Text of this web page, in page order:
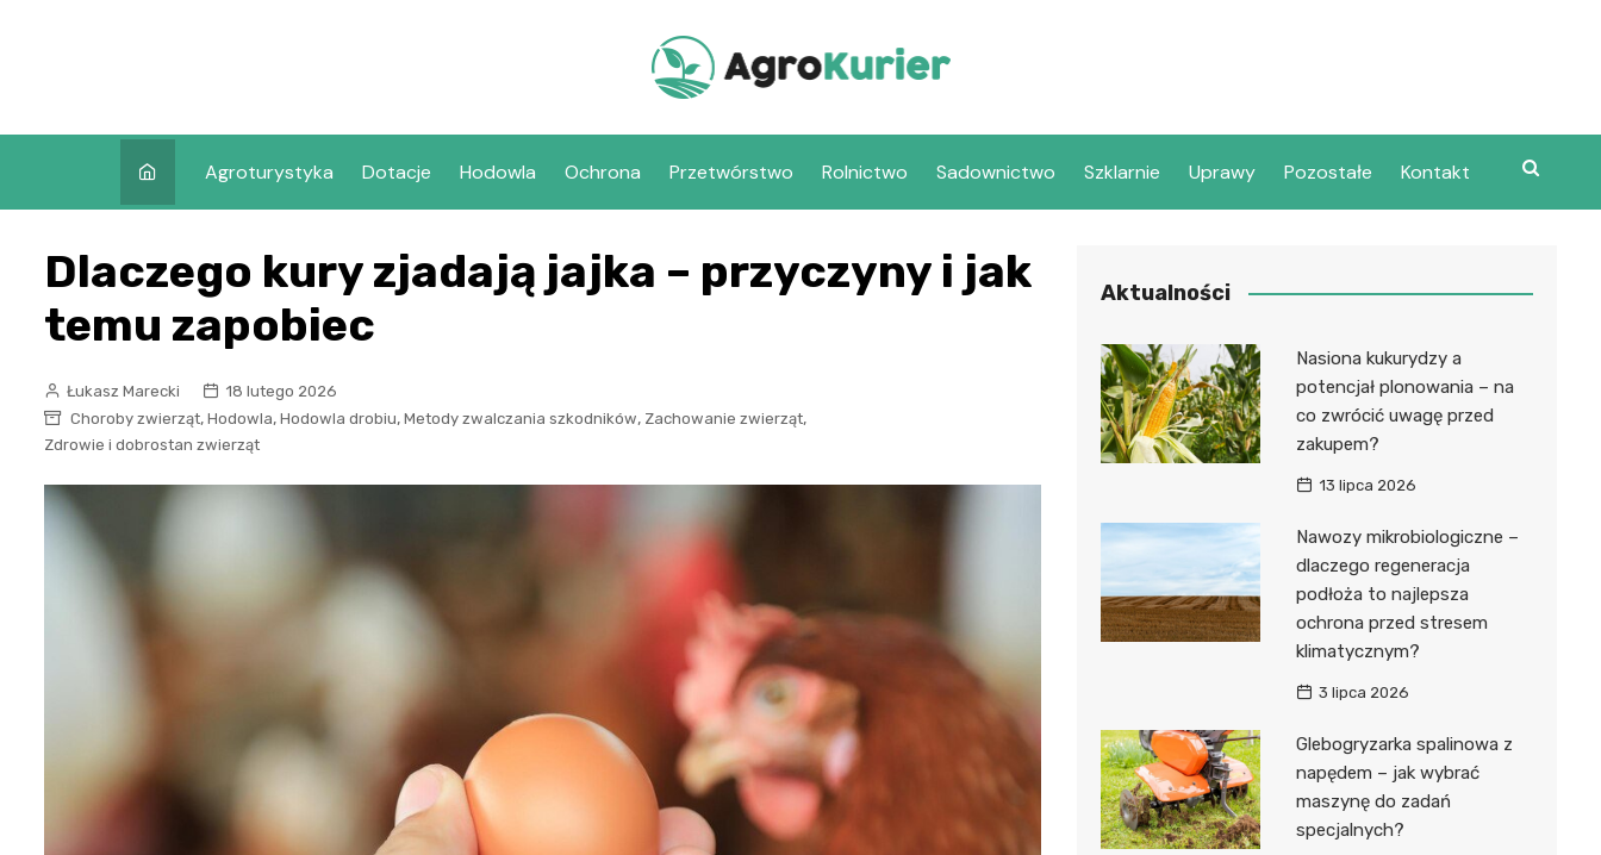
Agroturystyka Dotacje Hodowla Ochrona Przetwórstwo Rolnictwo Sadownictwo Szklarnie Uprawy Pozostałe Kontakt
Dlaczego kury zjadają jajka – przyczyny i jak
temu zapobiec
Łukasz Marecki
18 lutego 2026
Choroby zwierząt, Hodowla, Hodowla drobiu, Metody zwalczania szkodników, Zachowanie zwierząt,
Zdrowie i dobrostan zwierząt
Aktualności
Nasiona kukurydzy a
potencjał plonowania – na
co zwrócić uwagę przed
zakupem?
13 lipca 2026
Nawozy mikrobiologiczne –
dlaczego regeneracja
podłoża to najlepsza
ochrona przed stresem
klimatycznym?
3 lipca 2026
Glebogryzarka spalinowa z
napędem – jak wybrać
maszynę do zadań
specjalnych?